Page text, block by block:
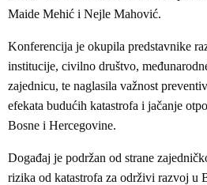
Maide Mehić i Nejle Mahović.
Konferencija je okupila predstavnike
institucije, civilno društvo,
zajednicu, te naglasila važnost
efekata budućih katastrofa i jačanje
Bosne i Hercegovine.
Događaj je podržan od strane
rizika od katastrofa za održivi razvoj u